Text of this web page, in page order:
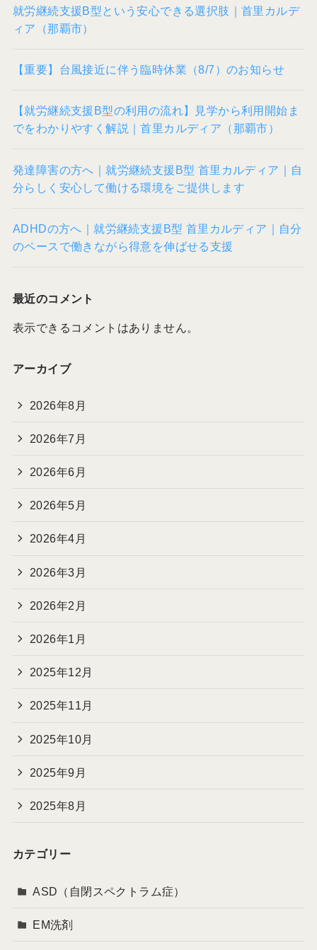
就労継続支援B型という安心できる選択肢｜首里カルデ
ィア（那覇市）
【重要】台風接近に伴う臨時休業（8/7）のお知らせ
【就労継続支援B型の利用の流れ】見学から利用開始ま
でをわかりやすく解説｜首里カルディア（那覇市）
発達障害の方へ｜就労継続支援B型 首里カルディア｜自
分らしく安心して働ける環境をご提供します
ADHDの方へ｜就労継続支援B型 首里カルディア｜自分
のペースで働きながら得意を伸ばせる支援
最近のコメント
表示できるコメントはありません。
アーカイブ
2026年8月
2026年7月
2026年6月
2026年5月
2026年4月
2026年3月
2026年2月
2026年1月
2025年12月
2025年11月
2025年10月
2025年9月
2025年8月
カテゴリー
ASD（自閉スペクトラム症）
EM洗剤